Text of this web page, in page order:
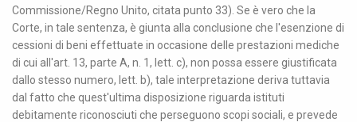
Commissione/Regno Unito, citata punto 33). Se è vero che la
Corte, in tale sentenza, è giunta alla conclusione che l'esenzione di
cessioni di beni effettuate in occasione delle prestazioni mediche
di cui all'art. 13, parte A, n. 1, lett. c), non possa essere giustificata
dallo stesso numero, lett. b), tale interpretazione deriva tuttavia
dal fatto che quest'ultima disposizione riguarda istituti
debitamente riconosciuti che perseguono scopi sociali, e prevede